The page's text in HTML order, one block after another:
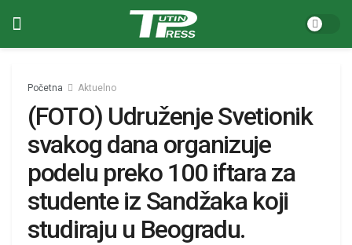
Početna Aktuelno
(FOTO) Udruženje Svetionik
svakog dana organizuje
podelu preko 100 iftara za
studente iz Sandžaka koji
studiraju u Beogradu.